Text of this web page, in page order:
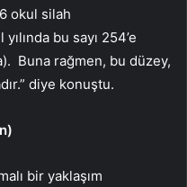
okul silah
bu sayı 254’e
Buna rağmen, bu düzey,
diye konuştu.
bir yaklaşım